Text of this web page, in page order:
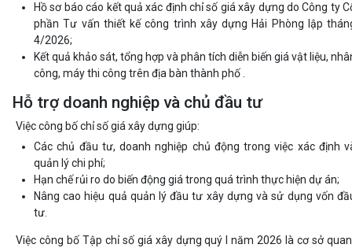
Hồ sơ báo cáo kết quả xác định chỉ số giá xây dựng do Công ty
phần Tư vấn thiết kế công trình xây dựng Hải Phòng lập
4/2026;
Kết quả khảo sát, tổng hợp và phân tích diễn biến giá vật liệu,
công, máy thi công trên địa bàn thành phố .
Hỗ trợ doanh nghiệp và chủ đầu tư
Việc công bố chỉ số giá xây dựng giúp:
Các chủ đầu tư, doanh nghiệp chủ động trong việc xác định
quản lý chi phí;
Hạn chế rủi ro do biến động giá trong quá trình thực hiện dự án;
Nâng cao hiệu quả quản lý đầu tư xây dựng và sử dụng vốn
tư.
Việc công bố Tập chỉ số giá xây dựng quý I năm 2026 là cơ sở quan